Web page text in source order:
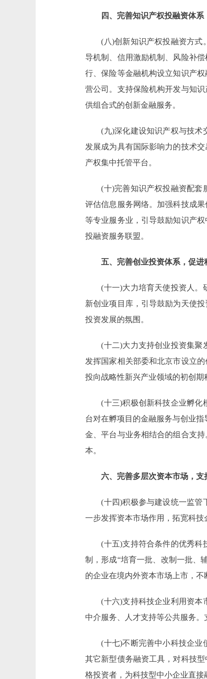
四、完善知识产权投融资体
(八)创新知识产权投融资方式。
导机制、信用激励机制、风险补
行、保险等金融机构设立知识产
营公司。支持保险机构开发与知
供组合式的创新金融服务。
(九)深化建设知识产权与技术交
发展成为具有国际影响力的技术
产权集中托管平台。
(十)完善知识产权投融资配套服
评估信息服务网络。加强科技成
等专业服务业，引导鼓励知识产
投融资服务联盟。
五、完善创业投资体系，促进
(十一)大力培育天使投资人。研
新创业项目库，引导鼓励为天使
投资发展的氛围。
(十二)大力支持创业投资集聚发
发挥国家相关部委和北京市设立
投向战略性新兴产业领域的初创期
(十三)积极创新科技企业孵化模
台对在孵项目的金融服务与创业
金、平台与业务相结合的组合支
本。
六、完善多层次资本市场，
(十四)积极参与建设统一监管下
一步发挥资本市场作用，拓宽科
(十五)支持符合条件的优秀科技
制，形成“培育一批、改制一批、
的企业在境内外资本市场上市，不
(十六)支持科技企业利用资本市
中介服务、人才支持等公共服务
(十七)不断完善中小科技企业债
其它新型债务融资工具，对科技
格投资者，为科技型中小企业直接